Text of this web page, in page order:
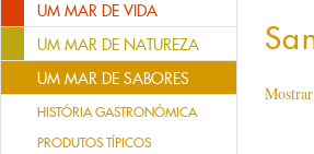
UM MAR DE VIDA
UM MAR DE NATUREZA
UM MAR DE SABORES
HISTÓRIA GASTRONÓMICA
PRODUTOS TÍPICOS